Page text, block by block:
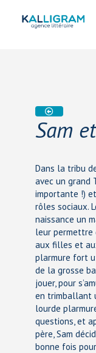
Sam
Dans la tribu
avec un grand
importante !)
rôles sociaux.
naissance un
leur permettre
aux filles et
plarmure fort
de la grosse
jouer, pour
en trimballant
lourde
questions, et
père, Sam
bonne fois